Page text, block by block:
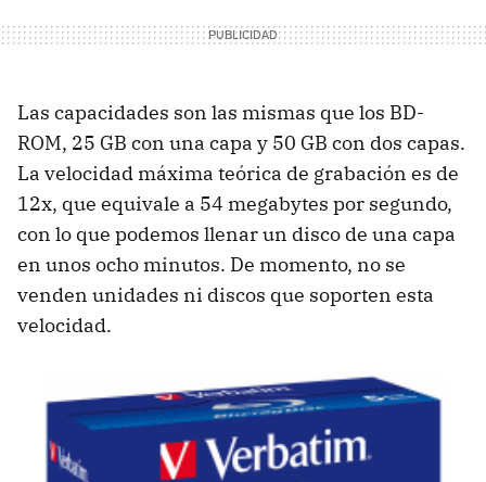
Las capacidades son las mismas que los BD-
ROM, 25 GB con una capa y 50 GB con dos capas.
La velocidad máxima teórica de grabación es de
12x, que equivale a 54 megabytes por segundo,
con lo que podemos llenar un disco de una capa
en unos ocho minutos. De momento, no se
venden unidades ni discos que soporten esta
velocidad.